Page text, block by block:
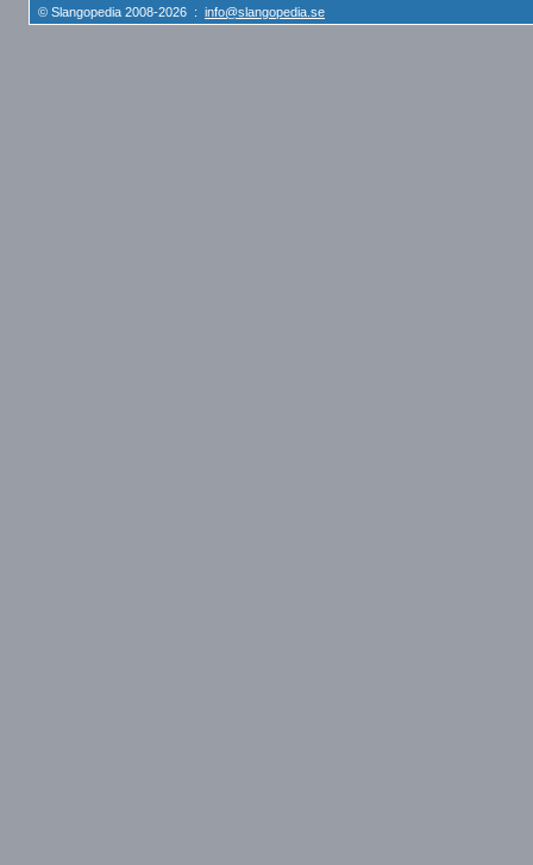
© Slangopedia 2008-2026 : info@slangopedia.se